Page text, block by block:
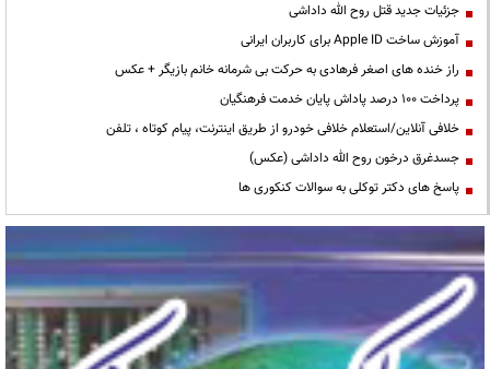
جزئیات جدید قتل روح الله داداشی
آموزش ساخت Apple ID برای کاربران ایرانی
راز خنده های اصغر فرهادی به حرکت بی شرمانه خانم بازیگر + عکس
پرداخت ۱۰۰ درصد پاداش پایان خدمت فرهنگیان
خلافی آنلاین/استعلام خلافی خودرو از طریق اینترنت، پیام کوتاه ، تلفن
جسدغرق درخون روح الله داداشی (عکس)
پاسخ های دکتر توکلی به سوالات کنکوری ها